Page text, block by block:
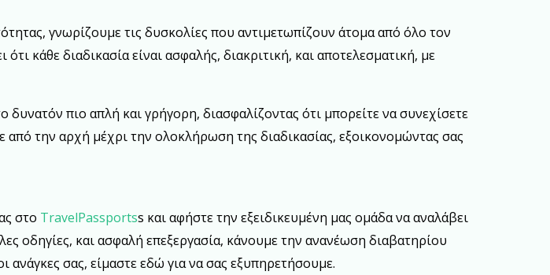
γνωρίζουμε τις δυσκολίες που αντιμετωπίζουν άτομα από όλο τον
κάθε διαδικασία είναι ασφαλής, διακριτική, και αποτελεσματική, με
πιο απλή και γρήγορη, διασφαλίζοντας ότι μπορείτε να συνεχίσετε
την αρχή μέχρι την ολοκλήρωση της διαδικασίας, εξοικονομώντας σας
στο TravelPassportss και αφήστε την εξειδικευμένη μας ομάδα να αναλάβει
οδηγίες, και ασφαλή επεξεργασία, κάνουμε την ανανέωση διαβατηρίου
ανάγκες σας, είμαστε εδώ για να σας εξυπηρετήσουμε.